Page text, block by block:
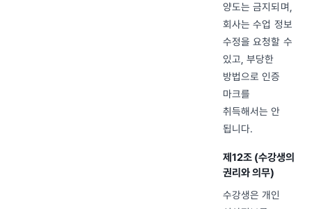
양도는 금지되며,
회사는 수업 정보
수정을 요청할 수
있고, 부당한
방법으로 인증
마크를
취득해서는 안
됩니다.
제12조 (수강생의
권리와 의무)
수강생은 개인